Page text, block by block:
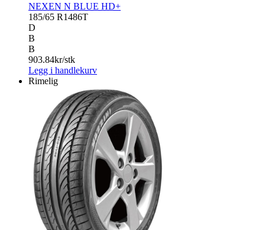
NEXEN N BLUE HD+
185/65 R1486T
D
B
B
903.84kr/stk
Legg i handlekurv
Rimelig